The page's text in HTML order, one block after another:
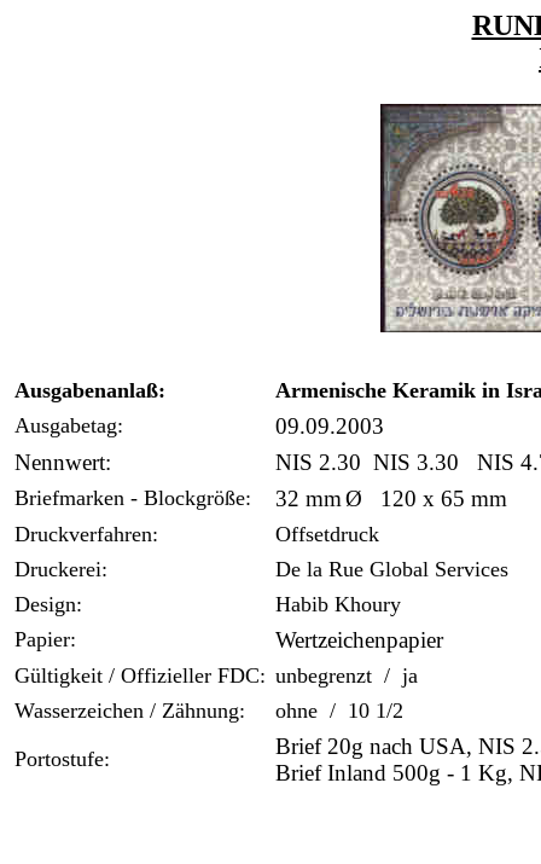
Ausgabenanlaß:
Armenische Keramik in
Ausgabetag:
09.09.2003
Nennwert:
NIS 2.30 NIS 3.30 NIS
Briefmarken - Blockgröße: 32 mmØ 120 x 65 mm
Druckverfahren:
Offsetdruck
Druckerei:
De la Rue Global Services
Design:
Habib Khoury
Papier:
Wertzeichenpapier
Gültigkeit / Offizieller FDC: unbegrenzt / ja
Wasserzeichen / Zähnung:
ohne / 10 1/2
Portostufe:
Brief 20g nach USA, NIS
Brief Inland 500g - 1 Kg,